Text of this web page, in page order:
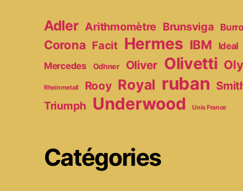
Adler Arithmomètre Brunsviga
Corona Facit Hermes IBM Ideal
Mercedes
Odhner Oliver Olivetti
Rheinmetall Rooy Royal ruban
Triumph Underwood Unis France
Catégories